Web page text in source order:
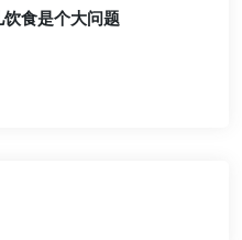
食是个大问题